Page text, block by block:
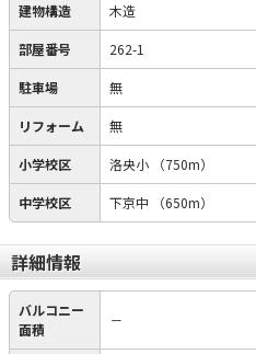
建物構造 木造
部屋番号 262-1
駐車場 無
リフォーム 無
小学校区 洛央小 （750m）
中学校区 下京中 （650m）
詳細情報
バルコニー
面積
－